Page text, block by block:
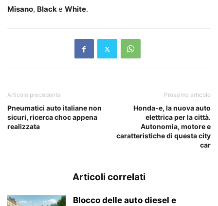
Misano, Blacke White.
Articolo precedente
Pneumatici auto italiane non
sicuri, ricerca choc appena
realizzata
Prossimo articolo
Honda-e, la nuova auto
elettrica per la città.
Autonomia, motore e
caratteristiche di questa city
car
Articoli correlati
Blocco delle auto diesel e